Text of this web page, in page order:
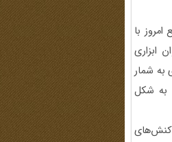
با
ابزاری
به شمار
به شکل
کنش‌های